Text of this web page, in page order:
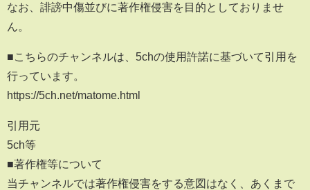
なお、誹謗中傷並びに著作権侵害を目的としておりませ
ん。
■こちらのチャンネルは、5chの使用許諾に基づいて引用を
行っています。
https://5ch.net/matome.html
引用元
5ch等
■著作権等について
当チャンネルでは著作権侵害をする意図はなく、あくまで